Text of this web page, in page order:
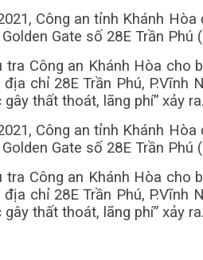
Công an tỉnh Khánh
Gate số 28E Trần
tra Công an Khánh Hòa
chỉ 28E Trần Phú, P.Vĩnh
thất thoát, lãng phí” xảy ra.
Công an tỉnh Khánh
Gate số 28E Trần
tra Công an Khánh Hòa
chỉ 28E Trần Phú, P.Vĩnh
thất thoát, lãng phí” xảy ra.